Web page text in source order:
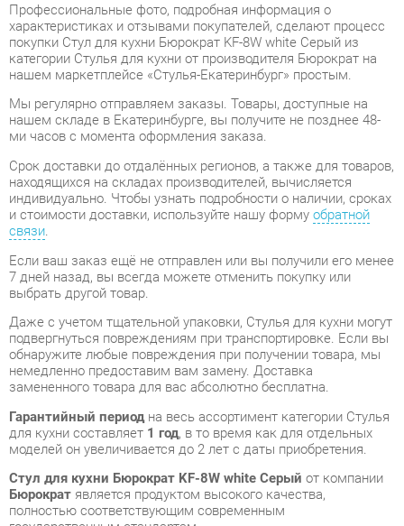
нашем маркетплейсе «Стулья-Екатеринбург» простым.
Мы регулярно отправляем заказы. Товары, доступные на
нашем складе в Екатеринбурге, вы получите не позднее 48-
ми часов с момента оформления заказа.
находящихся на складах производителей, вычисляется
индивидуально. Чтобы узнать подробности о наличии, сроках
и стоимости доставки, используйте нашу форму
Если ваш заказ ещё не отправлен или вы получили его менее
7 дней назад, вы всегда можете отменить покупку или
выбрать другой товар.
Даже с учетом тщательной упаковки, Стулья для кухни могут
подвергнуться повреждениям при транспортировке. Если вы
обнаружите любые повреждения при получении товара, мы
немедленно предоставим вам замену. Доставка
Гарантийный периодна весь ассортимент категории Стулья
для кухни составляет1 год, в то время как для отдельных
моделей он увеличивается до 2 лет с даты приобретения.
Стул для кухни Бюрократ KF-8W white Серыйот компании
Бюрократ является продуктом высокого качества,
полностью соответствующим современным
государственным стандартам.
Мы искренне надеемся, что ваше приобретение принесет
вам удовольствие, и будем рады, если вы поделитесь своим
опытом использования товара, что будет полезным для
наших будущих покупателей.